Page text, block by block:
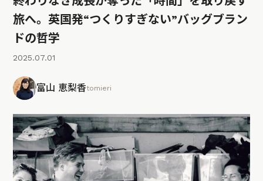
旅へ。英国発“つくりすぎない”バッグブラン
ドの哲学
2025.07.01
富山 恵梨香tomieri